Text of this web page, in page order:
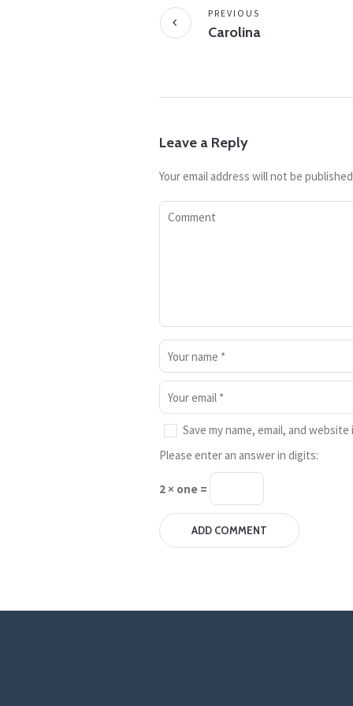
Carolina
PREVIOUS
Leave a Reply
Your email address will not be
Save my name, email, and
Please enter an answer in digits:
2 × one =